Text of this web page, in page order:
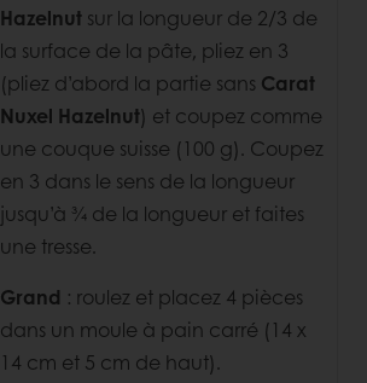
Hazelnut sur la longueur de 2/3 de
la surface de la pâte, pliez en 3
(pliez d’abord la partie sans Carat
Nuxel Hazelnut) et coupez comme
une couque suisse (100 g). Coupez
en 3 dans le sens de la longueur
jusqu’à ¾ de la longueur et faites
une tresse.
Grand : roulez et placez 4 pièces
dans un moule à pain carré (14 x
14 cm et 5 cm de haut).